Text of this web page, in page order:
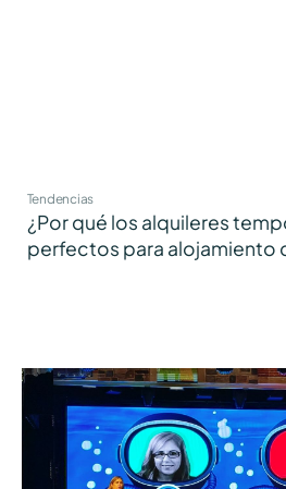
Tendencias
¿Por qué los alquileres
perfectos para alojamiento